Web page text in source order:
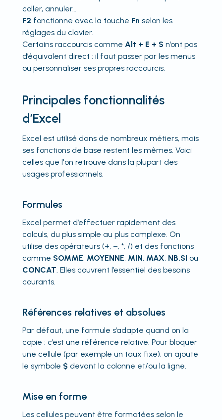
coller, annuler…
F2 fonctionne avec la touche Fn selon les
réglages du clavier.
Certains raccourcis comme Alt + E + S n’ont pas
d’équivalent direct : il faut passer par les menus
ou personnaliser ses propres raccourcis.
Principales fonctionnalités
d’Excel
Excel est utilisé dans de nombreux métiers, mais
ses fonctions de base restent les mêmes. Voici
celles que l'on retrouve dans la plupart des
usages professionnels.
Formules
Excel permet d’effectuer rapidement des
calculs, du plus simple au plus complexe. On
utilise des opérateurs (+, –, *, /) et des fonctions
comme SOMME, MOYENNE, MIN, MAX, NB.SI ou
CONCAT. Elles couvrent l’essentiel des besoins
courants.
Références relatives et absolues
Par défaut, une formule s’adapte quand on la
copie : c’est une référence relative. Pour bloquer
une cellule (par exemple un taux fixe), on ajoute
le symbole $ devant la colonne et/ou la ligne.
Mise en forme
Les cellules peuvent être formatées selon le